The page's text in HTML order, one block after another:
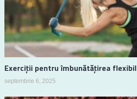
Exerciții pentru îmbunătățirea
septembrie 6, 2025